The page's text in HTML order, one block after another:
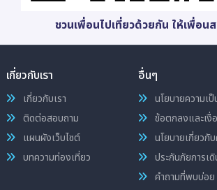
ชวนเพื่อนไปเที่ยวด้วยกัน ให้เพื่อน
เกี่ยวกับเรา
เกี่ยวกับเรา
ติดต่อสอบถาม
แผนผังเว็บไซต์
บทความท่องเที่ยว
อื่นๆ
นโยบายความเ
ข้อตกลงและเงื่
นโยบายเกี่ยวกั
ประกันภัยการเ
คำถามที่พบบ่อย